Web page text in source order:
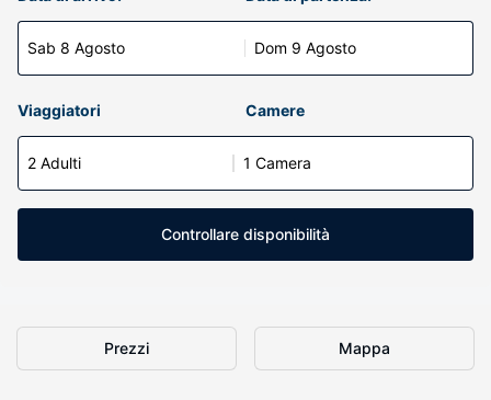
Sab 8 Agosto Dom 9 Agosto
Viaggiatori Camere
2 Adulti 1 Camera
Controllare disponibilità
Prezzi Mappa